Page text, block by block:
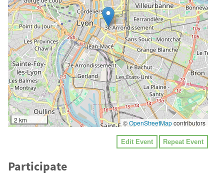
2 km ©OpenStreetMapcontributors
Edit Event Repeat Event
Participate